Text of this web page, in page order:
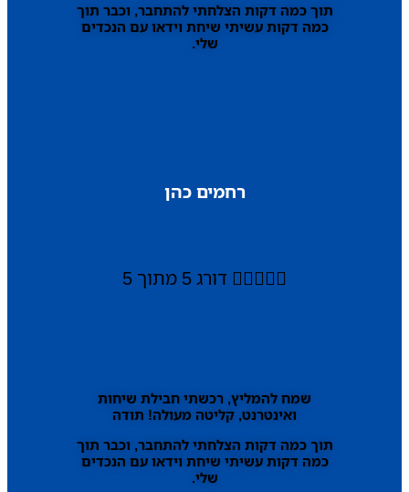
תוך כמה דקות הצלחתי להתחבר, וכבר תוך
כמה דקות עשיתי שיחת וידאו עם הנכדים
שלי.
רחמים כהן
 דורג 5 מתוך 5
שמח להמליץ, רכשתי חבילת שיחות
ואינטרנט, קליטה מעולה! תודה
תוך כמה דקות הצלחתי להתחבר, וכבר תוך
כמה דקות עשיתי שיחת וידאו עם הנכדים
שלי.